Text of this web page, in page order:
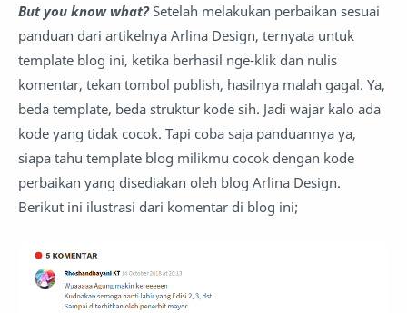
But you know what?Setelah melakukan perbaikan sesuai
panduan dari artikelnya Arlina Design, ternyata untuk
template blog ini, ketika berhasil nge-klik dan nulis
komentar, tekan tombol publish, hasilnya malah gagal. Ya,
beda template, beda struktur kode sih. Jadi wajar kalo ada
kode yang tidak cocok. Tapi coba saja panduannya ya,
siapa tahu template blog milikmu cocok dengan kode
perbaikan yang disediakan oleh blog Arlina Design.
Berikut ini ilustrasi dari komentar di blog ini;